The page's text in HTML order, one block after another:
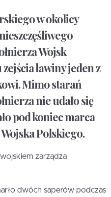
w okolicy
Wojsk
lawiny jeden z
Mimo starań
nie udało się
pod koniec marca
Polskiego.
zarządza
dwóch saperów podczas